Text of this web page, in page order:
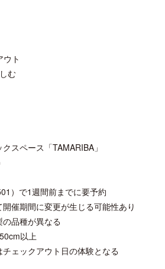
ト
む
スペース「TAMARIBA」
）で1週間前までに要予約
催期間に変更が生じる可能性あり
種が異なる
以上
ックアウト日の体験となる